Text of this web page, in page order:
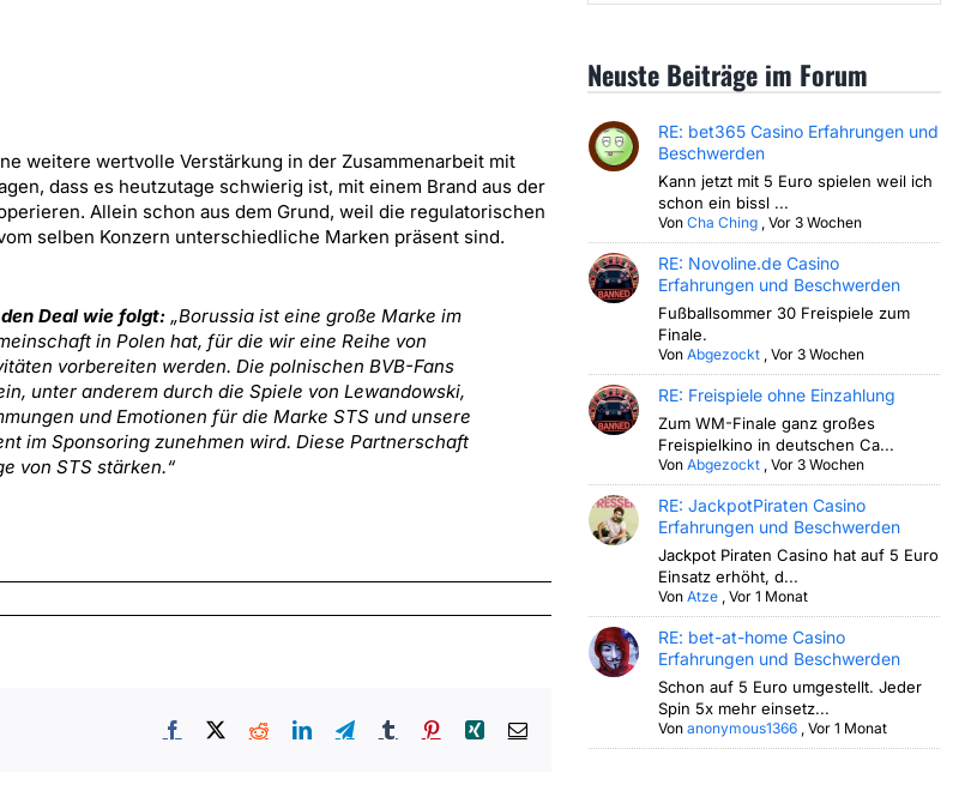
weitere wertvolle Verstärkung in der Zusammenarbeit mit
dass es heutzutage schwierig ist, mit einem Brand aus der
Allein schon aus dem Grund, weil die regulatorischen
selben Konzern unterschiedliche Marken präsent sind.
Deal wie folgt:„Borussia ist eine große Marke im
in Polen hat, für die wir eine Reihe von
vorbereiten werden. Die polnischen BVB-Fans
unter anderem durch die Spiele von Lewandowski,
und Emotionen für die Marke STS und unsere
im Sponsoring zunehmen wird. Diese Partnerschaft
von STS stärken.“
Facebook
X RedditLinkedInTelegramTumblrPinterestXing E-
Neuste Beiträge im Forum
RE: bet365 Casino Erfahrungen und
Beschwerden
Kann jetzt mit 5 Euro spielen weil ich
schon ein bissl ...
VonCha Ching ,Vor 3 Wochen
RE: Novoline.de Casino
Erfahrungen und Beschwerden
Fußballsommer 30 Freispiele zum
Finale.
VonAbgezockt ,Vor 3 Wochen
RE: Freispiele ohne Einzahlung
Zum WM-Finale ganz großes
Freispielkino in deutschen Ca...
VonAbgezockt ,Vor 3 Wochen
RE: JackpotPiraten Casino
Erfahrungen und Beschwerden
Jackpot Piraten Casino hat auf 5 Euro
Einsatz erhöht, d...
VonAtze ,Vor 1 Monat
RE: bet-at-home Casino
Erfahrungen und Beschwerden
Schon auf 5 Euro umgestellt. Jeder
Spin 5x mehr einsetz...
Vonanonymous1366 ,Vor 1 Monat